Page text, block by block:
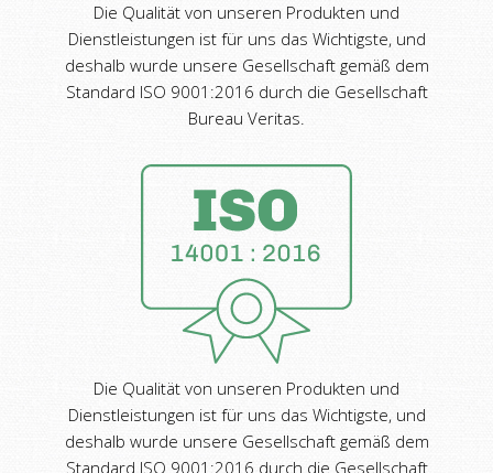
Die Qualität von unseren Produkten und
Dienstleistungen ist für uns das Wichtigste, und
deshalb wurde unsere Gesellschaft gemäß dem
Standard ISO 9001:2016 durch die Gesellschaft
Bureau Veritas.
Die Qualität von unseren Produkten und
Dienstleistungen ist für uns das Wichtigste, und
deshalb wurde unsere Gesellschaft gemäß dem
Standard ISO 9001:2016 durch die Gesellschaft